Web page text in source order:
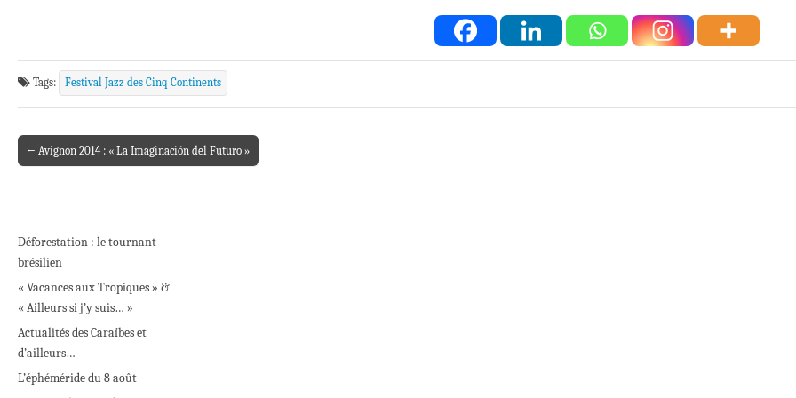
Tags: Festival Jazz des Cinq Continents
Post navigation
← Avignon 2014 : « La Imaginación del Futuro »
Déforestation : le tournant
brésilien
« Vacances aux Tropiques » &
« Ailleurs si j’y suis… »
Actualités des Caraïbes et
d’ailleurs…
L’éphéméride du 8 août